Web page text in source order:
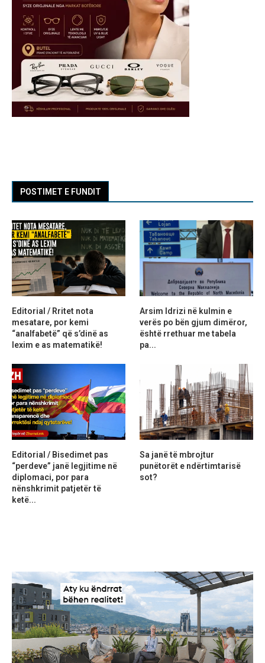
POSTIMET E FUNDIT
Editorial / Rritet nota
mesatare, por kemi
“analfabetë” që s’dinë as
lexim e as matematikë!
Arsim Idrizi në kulmin e
verës po bën gjum dimëror,
është rrethuar me tabela
pa...
Editorial / Bisedimet pas
“perdeve” janë legjitime në
diplomaci, por para
nënshkrimit patjetër të
ketë...
Sa janë të mbrojtur
punëtorët e ndërtimtarisë
sot?